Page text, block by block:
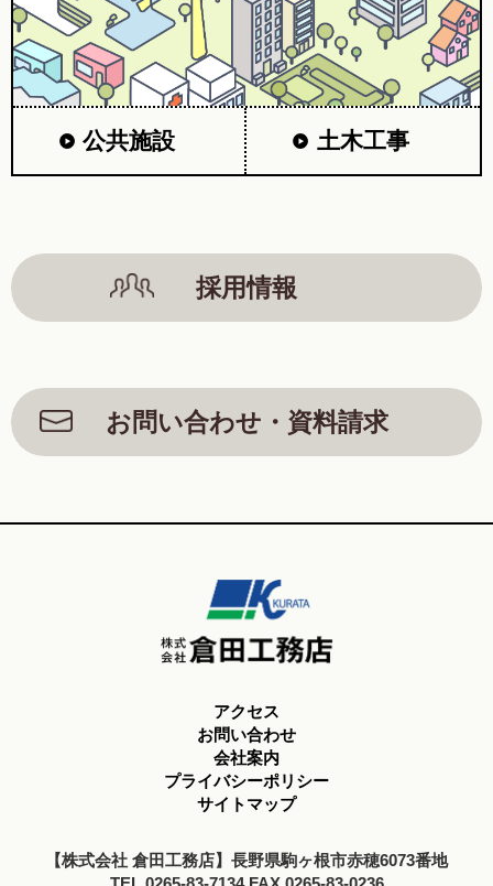
公共施設 土木工事
採用情報
お問い合わせ・資料請求
アクセス
お問い合わせ
会社案内
プライバシーポリシー
サイトマップ
【株式会社 倉田工務店】長野県駒ヶ根市赤穂6073番地